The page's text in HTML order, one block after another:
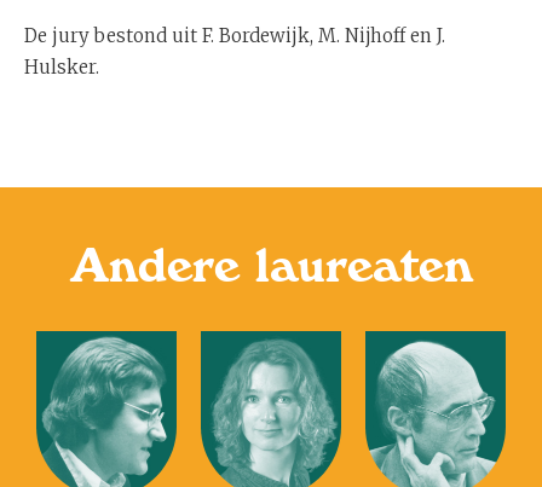
De jury bestond uit F. Bordewijk, M. Nijhoff en J.
Hulsker.
Andere laureaten